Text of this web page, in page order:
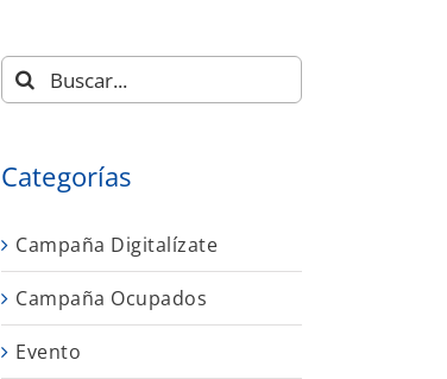
Buscar:
Categorías
Campaña Digitalízate
Campaña Ocupados
Evento